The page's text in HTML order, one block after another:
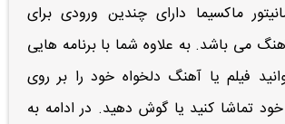
ماکسیما دارای چندین ورودی برای
می باشد. به علاوه شما با برنامه هایی
فیلم یا آهنگ دلخواه خود را بر روی
خود تماشا کنید یا گوش دهید. در ادامه به